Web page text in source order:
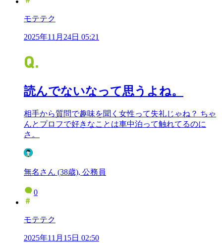
モテテク
2025年11月24日 05:21
読んでないなって思うよね。
相手から質問で趣味を聞く女性って失礼じゃね？ ちゃ
んとプロフで好きなことは車中泊って触れてるのに
さ。
無名さん (38歳), 公務員
0
モテテク
2025年11月15日 02:50